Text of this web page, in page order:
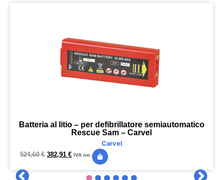
Batteria al litio – per defibrillatore semiautomatico
Rescue Sam – Carvel
Carvel
524,60€ 382,91 € IVA inc.